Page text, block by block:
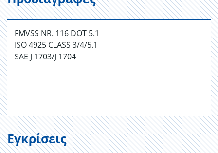
FMVSS NR. 116 DOT 5.1
ISO 4925 CLASS 3/4/5.1
SAE J 1703/J 1704
Εγκρίσεις